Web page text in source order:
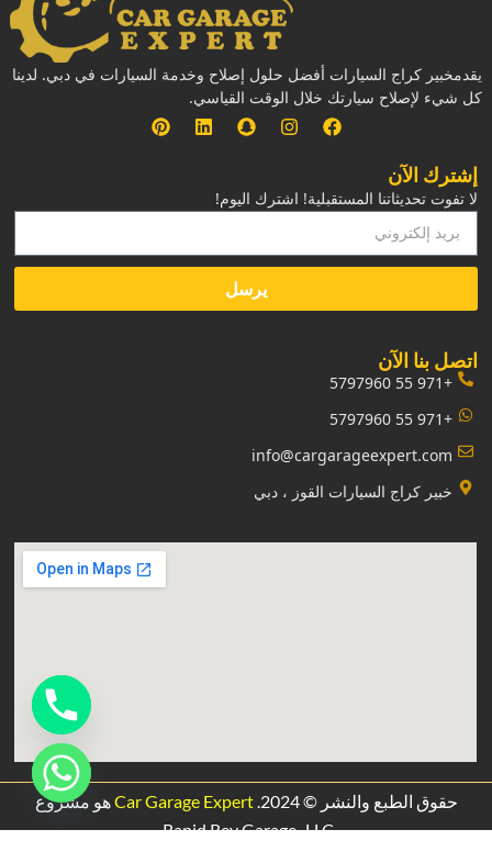
يقدمخبير كراج السيارات أفضل حلول إصلاح وخدمة السيارات في دبي. لدينا
كل شيء لإصلاح سيارتك خلال الوقت القياسي.
إشترك الآن
لا تفوت تحديثاتنا المستقبلية! اشترك اليوم!
يرسل
‏اتصل بنا الآن‏
+971 55 5797960
+971 55 5797960
info@cargarageexpert.com
‏خبير كراج السيارات القوز ، دبي‏
حقوق الطبع والنشر © 2024. Car Garage Expertهو مشروع
Rapid Rev Garage،LLC
.